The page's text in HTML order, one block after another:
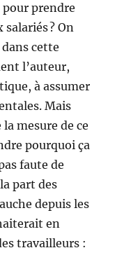
prendre
salariés ? On
cette
l’auteur,
à assumer
Mais
mesure de ce
pourquoi ça
faute de
part des
depuis les
en
travailleurs :